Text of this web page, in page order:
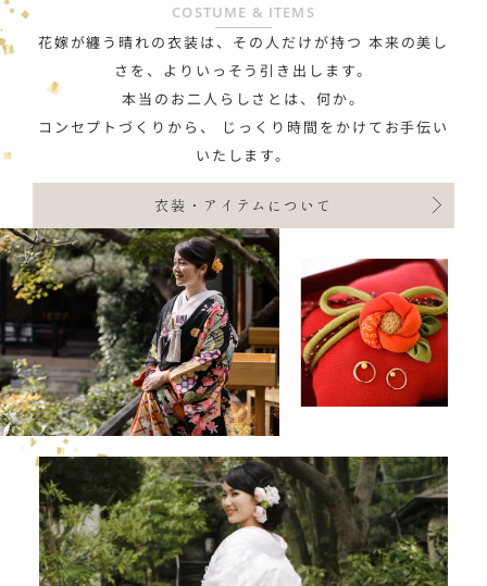
COSTUME & ITEMS
花嫁が纏う晴れの衣装は、その人だけが持つ 本来の美し
さを、よりいっそう引き出します。
本当のお二人らしさとは、何か。
コンセプトづくりから、
じっくり時間をかけてお手伝い
いたします。
衣装・アイテムについて